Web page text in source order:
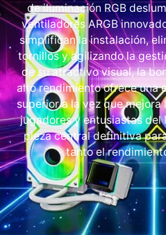
de iluminación RGB
ventiladores ARGB
simplifican la instalación,
tornillos y agilizando la
de su atractivo visual, la
alto rendimiento ofrece una
superior a la vez que
jugadores y entusiastas del
pieza central definitiva
tanto el